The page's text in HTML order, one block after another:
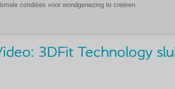
condities voor wondgenezing te creëren
3DFit Technology